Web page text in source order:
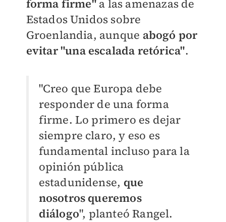
forma firme"a las amenazas de
Estados Unidos sobre
Groenlandia, aunque abogó por
evitar "una escalada retórica".
"Creo que Europa debe
responder de una forma
firme. Lo primero es dejar
siempre claro, y eso es
fundamental incluso para la
opinión pública
estadunidense, que
nosotros queremos
diálogo", planteó Rangel.